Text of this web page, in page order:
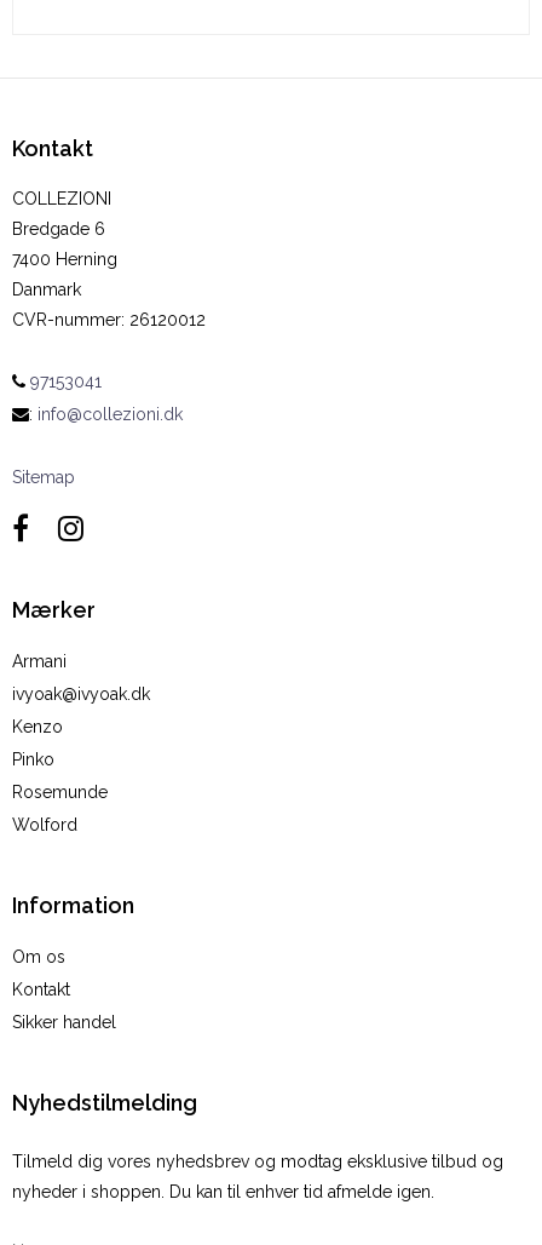
Kontakt
COLLEZIONI
Bredgade 6
7400 Herning
Danmark
CVR-nummer: 26120012
97153041
: info@collezioni.dk
Sitemap
Mærker
Armani
ivyoak@ivyoak.dk
Kenzo
Pinko
Rosemunde
Wolford
Information
Om os
Kontakt
Sikker handel
Nyhedstilmelding
Tilmeld dig vores nyhedsbrev og modtag eksklusive tilbud og
nyheder i shoppen. Du kan til enhver tid afmelde igen.